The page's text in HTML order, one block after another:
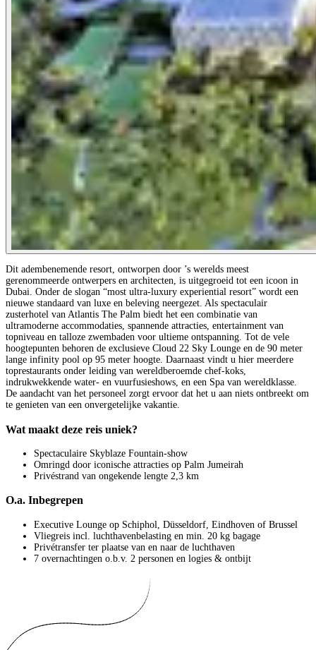
Dit adembenemende resort, ontworpen door ’s werelds meest
gerenommeerde ontwerpers en architecten, is uitgegroeid tot een icoon in
Dubai. Onder de slogan “most ultra-luxury experiential resort” wordt een
nieuwe standaard van luxe en beleving neergezet. Als spectaculair
zusterhotel van Atlantis The Palm biedt het een combinatie van
ultramoderne accommodaties, spannende attracties, entertainment van
topniveau en talloze zwembaden voor ultieme ontspanning. Tot de vele
hoogtepunten behoren de exclusieve Cloud 22 Sky Lounge en de 90 meter
lange infinity pool op 95 meter hoogte. Daarnaast vindt u hier meerdere
toprestaurants onder leiding van wereldberoemde chef-koks,
indrukwekkende water- en vuurfusieshows, en een Spa van wereldklasse.
De aandacht van het personeel zorgt ervoor dat het u aan niets ontbreekt om
te genieten van een onvergetelijke vakantie.
Wat maakt deze reis uniek?
Spectaculaire Skyblaze Fountain-show
Omringd door iconische attracties op Palm Jumeirah
Privéstrand van ongekende lengte 2,3 km
O.a. Inbegrepen
Executive Lounge op Schiphol, Düsseldorf, Eindhoven of Brussel
Vliegreis incl. luchthavenbelasting en min. 20 kg bagage
Privétransfer ter plaatse van en naar de luchthaven
7 overnachtingen o.b.v. 2 personen en logies & ontbijt